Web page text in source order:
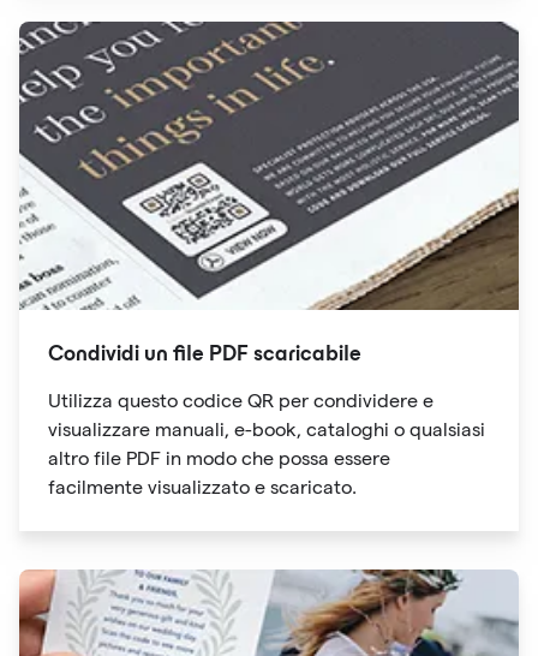
Condividi un file PDF scaricabile
Utilizza questo codice QR per condividere e
visualizzare manuali, e-book, cataloghi o qualsiasi
altro file PDF in modo che possa essere
facilmente visualizzato e scaricato.